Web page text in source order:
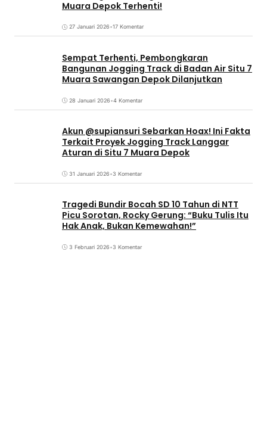
Muara Depok Terhenti!
27 Januari 2026•17 Komentar
Sempat Terhenti, Pembongkaran
Bangunan Jogging Track di Badan Air Situ 7
Muara Sawangan Depok Dilanjutkan
28 Januari 2026•4 Komentar
Akun @supiansuri Sebarkan Hoax! Ini Fakta
Terkait Proyek Jogging Track Langgar
Aturan di Situ 7 Muara Depok
31 Januari 2026•3 Komentar
Tragedi Bundir Bocah SD 10 Tahun di NTT
Picu Sorotan, Rocky Gerung: “Buku Tulis Itu
Hak Anak, Bukan Kemewahan!”
3 Februari 2026•3 Komentar